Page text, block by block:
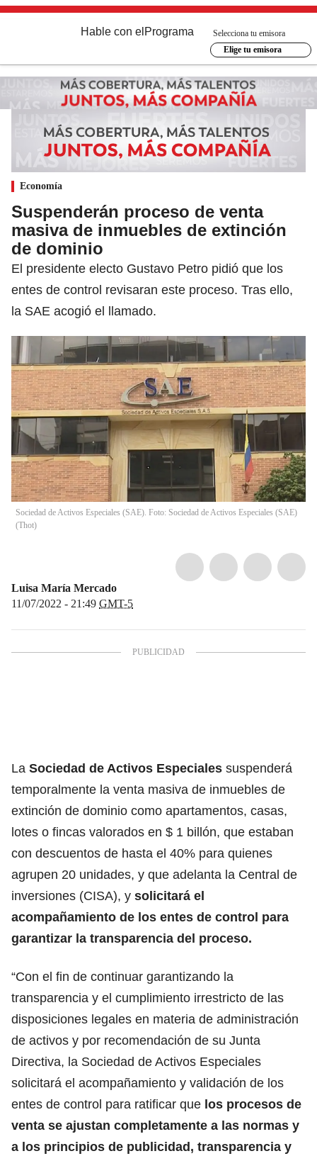
Hable con el Programa
Selecciona tu emisora
Elige tu emisora
Economía
Suspenderán proceso de venta
masiva de inmuebles de extinción
de dominio
El presidente electo Gustavo Petro pidió que los
entes de control revisaran este proceso. Tras ello,
la SAE acogió el llamado.
Sociedad de Activos Especiales (SAE). Foto: Sociedad de Activos Especiales (SAE)
(Thot)
Luisa María Mercado
11/07/2022 - 21:49 GMT-5
La Sociedad de Activos Especiales suspenderá
temporalmente la venta masiva de inmuebles de
extinción de dominio como apartamentos, casas,
lotes o fincas valorados en $ 1 billón, que estaban
con descuentos de hasta el 40% para quienes
agrupen 20 unidades, y que adelanta la Central de
inversiones (CISA), y solicitará el
acompañamiento de los entes de control para
garantizar la transparencia del proceso.
“Con el fin de continuar garantizando la
transparencia y el cumplimiento irrestricto de las
disposiciones legales en materia de administración
de activos y por recomendación de su Junta
Directiva, la Sociedad de Activos Especiales
solicitará el acompañamiento y validación de los
entes de control para ratificar que los procesos de
venta se ajustan completamente a las normas y
a los principios de publicidad, transparencia y